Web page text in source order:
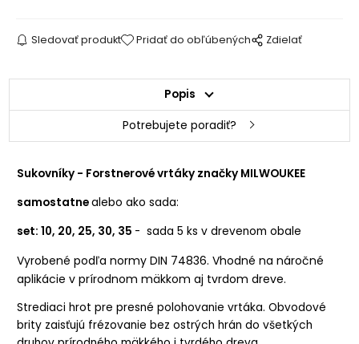
Sledovať produkt Pridať do obľúbených Zdielať
Popis
Potrebujete poradiť?
Sukovníky - Forstnerové vrtáky značky MILWOUKEE
samostatnealebo ako sada:
set: 10, 20, 25, 30, 35 - sada 5 ks v drevenom obale
Vyrobené podľa normy DIN 74836. Vhodné na náročné
aplikácie v prírodnom mäkkom aj tvrdom dreve.
Strediaci hrot pre presné polohovanie vrtáka. Obvodové
brity zaisťujú frézovanie bez ostrých hrán do všetkých